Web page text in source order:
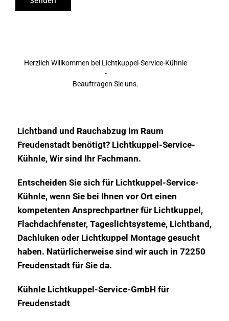
Herzlich Willkommen bei Lichtkuppel-Service-Kühnle
-
Beauftragen Sie uns.
Lichtband und Rauchabzug im Raum
Freudenstadt benötigt? Lichtkuppel-Service-
Kühnle, Wir sind Ihr Fachmann.
Entscheiden Sie sich für Lichtkuppel-Service-
Kühnle, wenn Sie bei Ihnen vor Ort einen
kompetenten Ansprechpartner für Lichtkuppel,
Flachdachfenster, Tageslichtsysteme, Lichtband,
Dachluken oder Lichtkuppel Montage gesucht
haben. Natürlicherweise sind wir auch in 72250
Freudenstadt für Sie da.
Kühnle Lichtkuppel-Service-GmbH für
Freudenstadt